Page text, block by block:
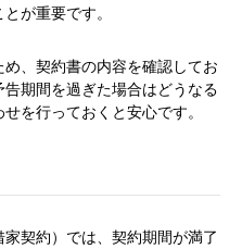
が重要です。
、契約書の内容を確認してお
期間を過ぎた場合はどうなる
を行っておくと安心です。
契約）では、契約期間が満了